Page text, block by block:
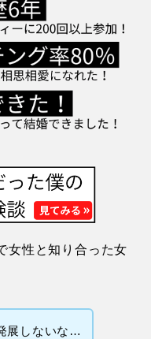
女性と知り合った女
展しないな…